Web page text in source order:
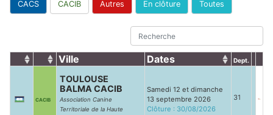
CACS CACIB Autres En clôture Toutes
Ville Dates Dept.
CACIB
TOULOUSE
BALMA CACIB
Association Canine
Territoriale de la Haute
Samedi 12 et dimanche
13 septembre 2026
Clôture : 30/08/2026
31